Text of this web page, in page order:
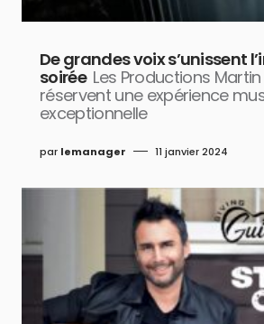
De grandes voix s’unissent
soirée Les Productions
réservent une expérience
exceptionnelle
par lemanager 11 janvier 2024